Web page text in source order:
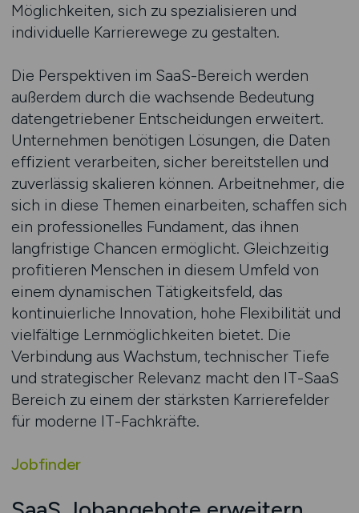
Möglichkeiten, sich zu spezialisieren und
individuelle Karrierewege zu gestalten.
Die Perspektiven im SaaS-Bereich werden
außerdem durch die wachsende Bedeutung
datengetriebener Entscheidungen erweitert.
Unternehmen benötigen Lösungen, die Daten
effizient verarbeiten, sicher bereitstellen und
zuverlässig skalieren können. Arbeitnehmer, die
sich in diese Themen einarbeiten, schaffen sich
ein professionelles Fundament, das ihnen
langfristige Chancen ermöglicht. Gleichzeitig
profitieren Menschen in diesem Umfeld von
einem dynamischen Tätigkeitsfeld, das
kontinuierliche Innovation, hohe Flexibilität und
vielfältige Lernmöglichkeiten bietet. Die
Verbindung aus Wachstum, technischer Tiefe
und strategischer Relevanz macht den IT-SaaS
Bereich zu einem der stärksten Karrierefelder
für moderne IT-Fachkräfte.
Jobfinder